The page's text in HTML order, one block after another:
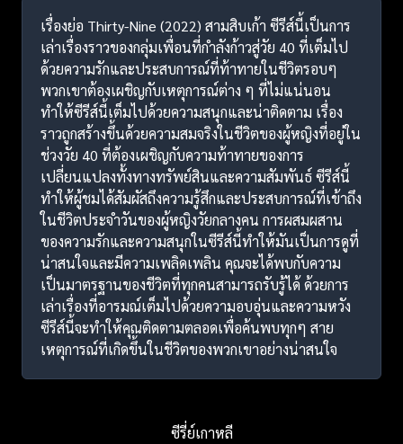
เรื่องย่อ Thirty-Nine (2022) สามสิบเก้า ซีรีส์นี้เป็นการ
เล่าเรื่องราวของกลุ่มเพื่อนที่กำลังก้าวสู่วัย 40 ที่เต็มไป
ด้วยความรักและประสบการณ์ที่ท้าทายในชีวิตรอบๆ
พวกเขาต้องเผชิญกับเหตุการณ์ต่าง ๆ ที่ไม่แน่นอน
ทำให้ซีรีส์นี้เต็มไปด้วยความสนุกและน่าติดตาม เรื่อง
ราวถูกสร้างขึ้นด้วยความสมจริงในชีวิตของผู้หญิงที่อยู่ใน
ช่วงวัย 40 ที่ต้องเผชิญกับความท้าทายของการ
เปลี่ยนแปลงทั้งทางทรัพย์สินและความสัมพันธ์ ซีรีส์นี้
ทำให้ผู้ชมได้สัมผัสถึงความรู้สึกและประสบการณ์ที่เข้าถึง
ในชีวิตประจำวันของผู้หญิงวัยกลางคน การผสมผสาน
ของความรักและความสนุกในซีรีส์นี้ทำให้มันเป็นการดูที่
น่าสนใจและมีความเพลิดเพลิน คุณจะได้พบกับความ
เป็นมาตรฐานของชีวิตที่ทุกคนสามารถรับรู้ได้ ด้วยการ
เล่าเรื่องที่อารมณ์เต็มไปด้วยความอบอุ่นและความหวัง
ซีรีส์นี้จะทำให้คุณติดตามตลอดเพื่อค้นพบทุกๆ สาย
เหตุการณ์ที่เกิดขึ้นในชีวิตของพวกเขาอย่างน่าสนใจ
ซีรี่ย์เกาหลี